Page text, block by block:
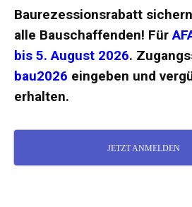
Baurezessionsrabatt
alle Bauschaffenden! Für
bis 5. August 2026.
bau2026 eingeben und
erhalten.
JETZT ANMELDEN